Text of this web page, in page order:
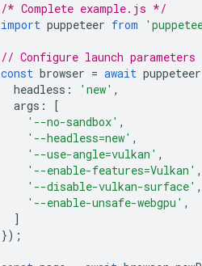
/* Complete example.js */
import puppeteer from
// Configure launch parameters
const browser = await puppeteer
headless : 'new' ,
args :
[
'--no-sandbox' ,
'--headless=new' ,
'--use-angle=vulkan' ,
'--enable-features=Vulkan' ,
'--disable-vulkan-surface' ,
'--enable-unsafe-webgpu' ,
]
});